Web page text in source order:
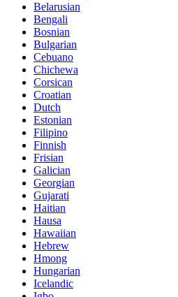
Belarusian
Bengali
Bosnian
Bulgarian
Cebuano
Chichewa
Corsican
Croatian
Dutch
Estonian
Filipino
Finnish
Frisian
Galician
Georgian
Gujarati
Haitian
Hausa
Hawaiian
Hebrew
Hmong
Hungarian
Icelandic